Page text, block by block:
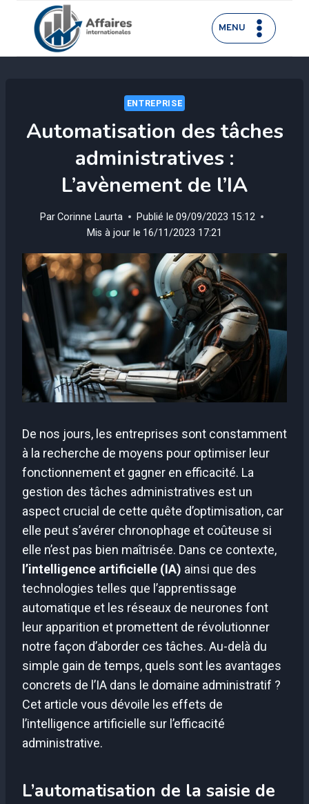
contenu
MENU
ENTREPRISE
Automatisation des tâches
administratives :
L’avènement de l’IA
ParCorinne Laurta Publié le 09/09/2023 15:12
Mis à jour le 16/11/2023 17:21
De nos jours, les entreprises sont constamment
à la recherche de moyens pour optimiser leur
fonctionnement et gagner en efficacité. La
gestion des tâches administratives est un
aspect crucial de cette quête d’optimisation, car
elle peut s’avérer chronophage et coûteuse si
elle n’est pas bien maîtrisée. Dans ce contexte,
l’intelligence artificielle (IA) ainsi que des
technologies telles que l’apprentissage
automatique et les réseaux de neurones font
leur apparition et promettent de révolutionner
notre façon d’aborder ces tâches. Au-delà du
simple gain de temps, quels sont les avantages
concrets de l’IA dans le domaine administratif ?
Cet article vous dévoile les effets de
l’intelligence artificielle sur l’efficacité
administrative.
L’automatisation de la saisie de